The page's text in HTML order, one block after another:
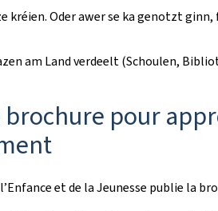
kréien. Oder awer se ka genotzt
am Land verdeelt (Schoulen,
pour
et de la Jeunesse publie la